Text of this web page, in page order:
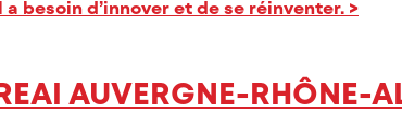
besoin d’innover et de se réinventer. >
AUVERGNE-RHÔNE-